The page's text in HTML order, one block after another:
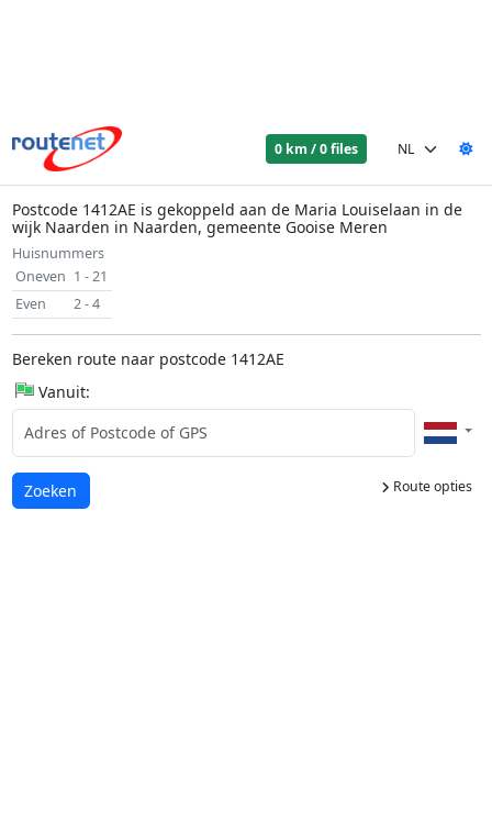
0 km / 0 files
Postcode 1412AE is gekoppeld aan de Maria Louiselaan in de
wijk Naarden in Naarden, gemeente Gooise Meren
Huisnummers
Oneven 1 - 21
Even
2 - 4
Bereken route naar postcode 1412AE
Vanuit:
Route opties
Laden...
Zoeken